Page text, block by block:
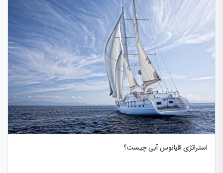
استراتژی اقیانوس آبی چیست؟